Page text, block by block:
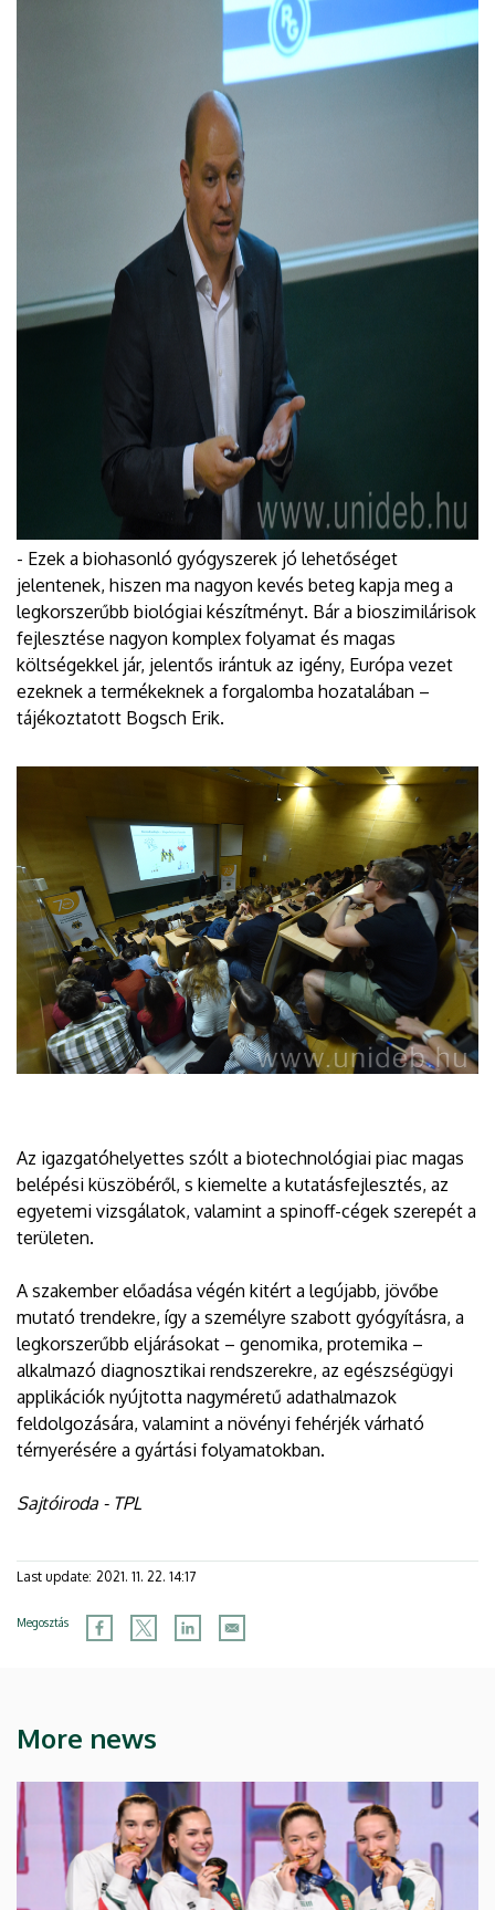
- Ezek a biohasonló gyógyszerek jó lehetőséget
jelentenek, hiszen ma nagyon kevés beteg kapja meg a
legkorszerűbb biológiai készítményt. Bár a bioszimilárisok
fejlesztése nagyon komplex folyamat és magas
költségekkel jár, jelentős irántuk az igény, Európa vezet
ezeknek a termékeknek a forgalomba hozatalában –
tájékoztatott Bogsch Erik.
Az igazgatóhelyettes szólt a biotechnológiai piac magas
belépési küszöbéről, s kiemelte a kutatásfejlesztés, az
egyetemi vizsgálatok, valamint a spinoff-cégek szerepét a
területen.
A szakember előadása végén kitért a legújabb, jövőbe
mutató trendekre, így a személyre szabott gyógyításra, a
legkorszerűbb eljárásokat – genomika, protemika –
alkalmazó diagnosztikai rendszerekre, az egészségügyi
applikációk nyújtotta nagyméretű adathalmazok
feldolgozására, valamint a növényi fehérjék várható
térnyerésére a gyártási folyamatokban.
Sajtóiroda - TPL
Last update: 2021. 11. 22. 14:17
Megosztás
More news